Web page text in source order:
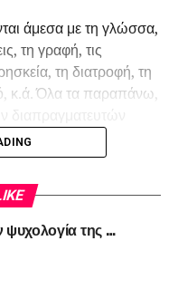
άμεσα με τη γλώσσα,
τη γραφή, τις
τη διατροφή, τη
κ.ά. Όλα τα παραπάνω,
πολύ καλά το
και την κουλτούρα
μελετήσουν την
επιχειρήσουν να
της …